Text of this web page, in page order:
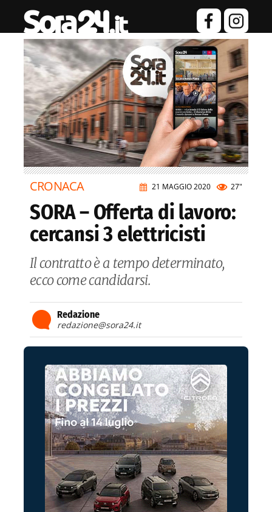
21 MAGGIO 2020 27"
CRONACA
SORA – Offerta di lavoro:
cercansi 3 elettricisti
Il contratto è a tempo determinato,
ecco come candidarsi.
Redazione
redazione@sora24.it